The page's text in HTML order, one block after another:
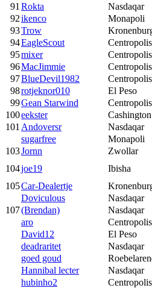
91 Rokta Nasdaqar
92ikenco Monapoli
93Trow
94EagleScout Centropolis
95mixer Centropolis
96MacJimmie Centropolis
97BlueDevil1982 Centropolis
98rotjeknor010 El Peso
99Gean Starwind Centropolis
100eekster Cashington
101 Andoversr Nasdaqar
sugarfree
Monapoli
103Jornn Zwollar
104joe19 Ibisha
105Car-Dealertje
Doviculous
Nasdaqar
107(Brendan) Nasdaqar
aro
Centropolis
David12
El Peso
deadraritet
Nasdaqar
goed goud
Hannibal lecter
Nasdaqar
hubinho2
Centropolis